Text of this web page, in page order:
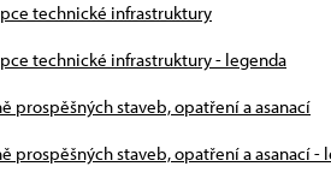
technické infrastruktury
technické infrastruktury - legenda
prospěšných staveb, opatření a asanací
prospěšných staveb, opatření a asanací -